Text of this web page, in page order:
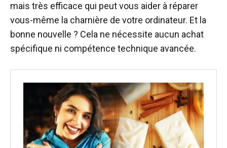
mais très efficace qui peut vous aider à réparer
vous-même la charnière de votre ordinateur. Et la
bonne nouvelle ? Cela ne nécessite aucun achat
spécifique ni compétence technique avancée.